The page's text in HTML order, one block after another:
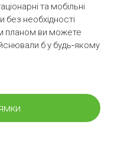
та мобільні
необхідності
планом ви можете
б у будь-якому